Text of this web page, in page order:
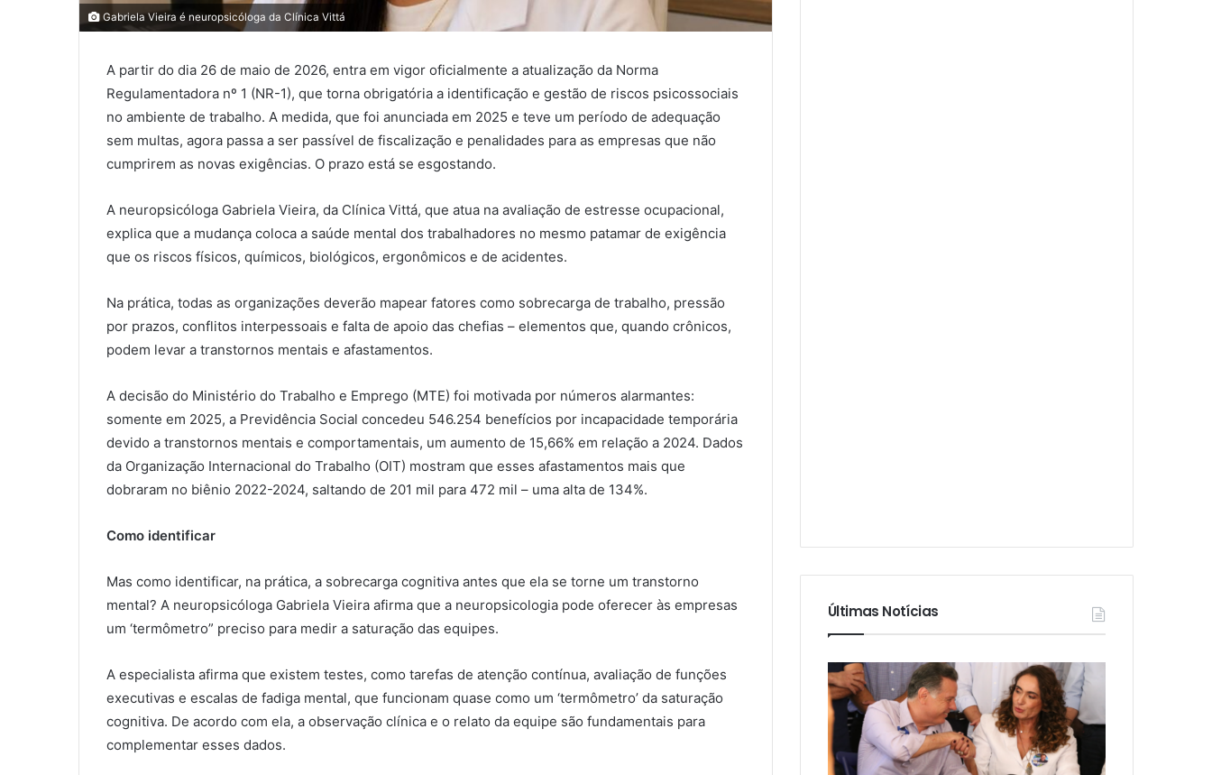
Gabriela Vieira é neuropsicóloga da Clínica Vittá
A partir do dia 26 de maio de 2026, entra em vigor oficialmente a atualização da Norma
Regulamentadora nº 1 (NR-1), que torna obrigatória a identificação e gestão de riscos psicossociais
no ambiente de trabalho. A medida, que foi anunciada em 2025 e teve um período de adequação
sem multas, agora passa a ser passível de fiscalização e penalidades para as empresas que não
cumprirem as novas exigências. O prazo está se esgostando.
A neuropsicóloga Gabriela Vieira, da Clínica Vittá, que atua na avaliação de estresse ocupacional,
explica que a mudança coloca a saúde mental dos trabalhadores no mesmo patamar de exigência
que os riscos físicos, químicos, biológicos, ergonômicos e de acidentes.
Na prática, todas as organizações deverão mapear fatores como sobrecarga de trabalho, pressão
por prazos, conflitos interpessoais e falta de apoio das chefias – elementos que, quando crônicos,
podem levar a transtornos mentais e afastamentos.
A decisão do Ministério do Trabalho e Emprego (MTE) foi motivada por números alarmantes:
somente em 2025, a Previdência Social concedeu 546.254 benefícios por incapacidade temporária
devido a transtornos mentais e comportamentais, um aumento de 15,66% em relação a 2024. Dados
da Organização Internacional do Trabalho (OIT) mostram que esses afastamentos mais que
dobraram no biênio 2022-2024, saltando de 201 mil para 472 mil – uma alta de 134%.
Como identificar
Mas como identificar, na prática, a sobrecarga cognitiva antes que ela se torne um transtorno
mental? A neuropsicóloga Gabriela Vieira afirma que a neuropsicologia pode oferecer às empresas
um ‘termômetro” preciso para medir a saturação das equipes.
A especialista afirma que existem testes, como tarefas de atenção contínua, avaliação de funções
executivas e escalas de fadiga mental, que funcionam quase como um ‘termômetro’ da saturação
cognitiva. De acordo com ela, a observação clínica e o relato da equipe são fundamentais para
complementar esses dados.
Últimas Notícias